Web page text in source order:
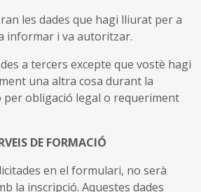
les dades que hagi lliurat per a
informar i va autoritzar.
a tercers excepte que vostè hagi
una altra cosa durant la
per obligació legal o requeriment
DE FORMACIÓ
en el formulari, no serà
la inscripció. Aquestes dades